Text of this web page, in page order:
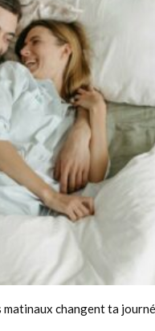
changent ta